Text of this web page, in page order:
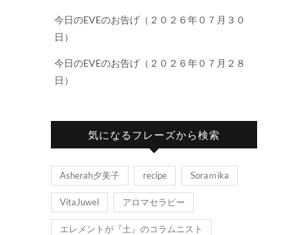
今日のEVEのお告げ（２０２６年０７月３０
日）
今日のEVEのお告げ（２０２６年０７月２８
日）
気になるフレーズから検索
Asherah夕美子 recipe Soraｍika
VitaJuwel アロマセラピー
エレメントが『土』のコラムニスト